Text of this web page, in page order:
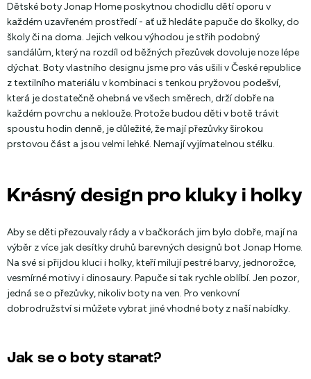
Dětské boty Jonap Home poskytnou chodidlu dětí oporu v
každém uzavřeném prostředí - ať už hledáte papuče do školky, do
školy či na doma. Jejich velkou výhodou je střih podobný
sandálům, který na rozdíl od běžných přezůvek dovoluje noze lépe
dýchat. Boty vlastního designu jsme pro vás ušili v České republice
z textilního materiálu v kombinaci s tenkou pryžovou podešví,
která je dostatečně ohebná ve všech směrech, drží dobře na
každém povrchu a neklouže. Protože budou děti v botě trávit
spoustu hodin denně, je důležité, že mají přezůvky širokou
prstovou část a jsou velmi lehké. Nemají vyjímatelnou stélku.
Krásný design pro kluky i holky
Aby se děti přezouvaly rády a v bačkorách jim bylo dobře, mají na
výběr z více jak desítky druhů barevných designů bot Jonap Home.
Na své si přijdou kluci i holky, kteří milují pestré barvy, jednorožce,
vesmírné motivy i dinosaury. Papuče si tak rychle oblíbí. Jen pozor,
jedná se o přezůvky, nikoliv boty na ven. Pro venkovní
dobrodružství si můžete vybrat jiné vhodné boty z naší nabídky.
Jak se o boty starat?